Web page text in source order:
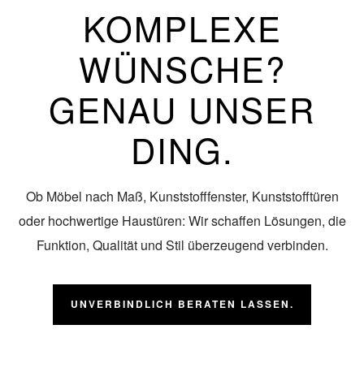
KOMPLEXE
WÜNSCHE?
GENAU UNSER
DING.
Ob Möbel nach Maß, Kunststofffenster, Kunststofftüren
oder hochwertige Haustüren: Wir schaffen Lösungen, die
Funktion, Qualität und Stil überzeugend verbinden.
UNVERBINDLICH BERATEN LASSEN.